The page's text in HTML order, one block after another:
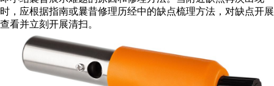
时，应根据指南或曩昔修理历经中的缺点梳理方法，对缺点开展
查看并立刻开展清扫。